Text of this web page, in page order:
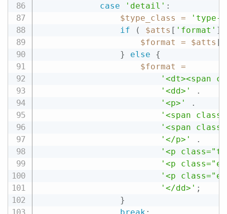
case
'detail' :
$type_class
=
'type-
if
( $atts [ 'format' ]
$format
= $atts [
}
else
{
$format
=
'<dt><span
'<dd>'
.
'<p>'
.
'<span
'<span
'</p>'
.
'<p
'<p
'<p
'</dd>' ;
}